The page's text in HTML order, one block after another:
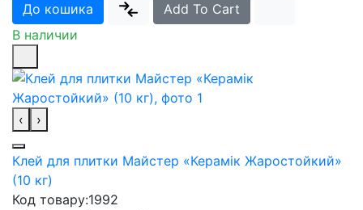
До кошика
Add To Cart
В наличии
‹ ›
Клей для плитки Майстер «Керамік Жаростойкий»
(10 кг)
Код товару:1992